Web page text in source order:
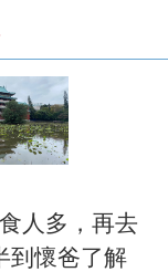
人多，再去
到懷爸了解